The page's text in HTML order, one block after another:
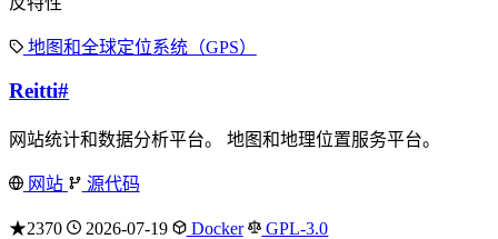
地图和全球定位系统（GPS）
Reitti#
网站统计和数据分析平台。 地图和地理位置服务平台。
网站 源代码
★2370 2026-07-19 Docker GPL-3.0